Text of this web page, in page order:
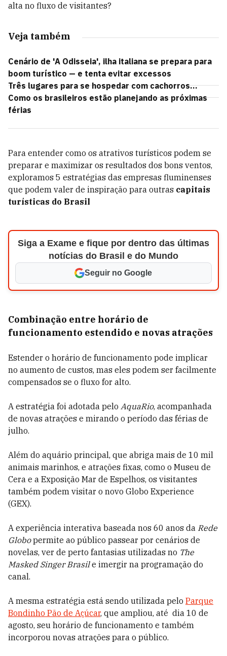
alta no fluxo de visitantes?
Veja também
Cenário de 'A Odisseia', ilha italiana se prepara para
boom turístico — e tenta evitar excessos
Três lugares para se hospedar com cachorros...
Como os brasileiros estão planejando as próximas
férias
Para entender como os atrativos turísticos podem se
preparar e maximizar os resultados dos bons ventos,
exploramos 5 estratégias das empresas fluminenses
que podem valer de inspiração para outras capitais
turísticas do Brasil
Siga a Exame e fique por dentro das últimas
notícias do Brasil e do Mundo
Seguir no Google
Combinação entre horário de
funcionamento estendido e novas atrações
Estender o horário de funcionamento pode implicar
no aumento de custos, mas eles podem ser facilmente
compensados se o fluxo for alto.
A estratégia foi adotada pelo AquaRio, acompanhada
de novas atrações e mirando o período das férias de
julho.
Além do aquário principal, que abriga mais de 10 mil
animais marinhos, e atrações fixas, como o Museu de
Cera e a Exposição Mar de Espelhos, os visitantes
também podem visitar o novo Globo Experience
(GEX).
A experiência interativa baseada nos 60 anos da Rede
Globopermite ao público passear por cenários de
novelas, ver de perto fantasias utilizadas no The
Masked Singer Brasile imergir na programação do
canal.
A mesma estratégia está sendo utilizada pelo Parque
Bondinho Pão de Açúcar, que ampliou, até dia 10 de
agosto, seu horário de funcionamento e também
incorporou novas atrações para o público.